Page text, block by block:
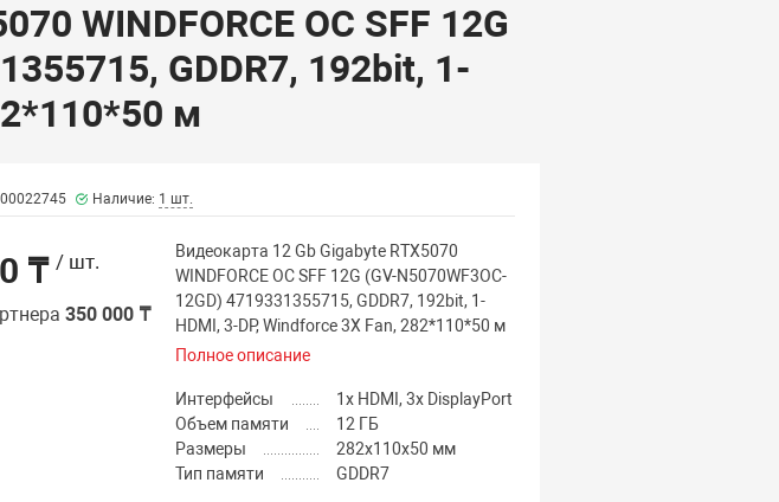
WINDFORCE OC SFF 12G
GDDR7, 192bit, 1-
м
Наличие: 1 шт.
₸ / шт.
350 000 ₸
Видеокарта 12 Gb Gigabyte RTX5070
WINDFORCE OC SFF 12G (GV-N5070WF3OC-
12GD) 4719331355715, GDDR7, 192bit, 1-
HDMI, 3-DP, Windforce 3X Fan, 282*110*50 м
Полное описание
Интерфейсы
1x HDMI, 3x DisplayPort
Объем памяти
12 ГБ
Размеры
282x110x50 мм
Тип памяти
GDDR7